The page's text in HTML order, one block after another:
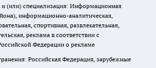
(или) специализация: Информационная
информационно-аналитическая,
спортивная, развлекательная,
реклама в соответствии с
Федерации о рекламе
Российская Федерация, зарубежные